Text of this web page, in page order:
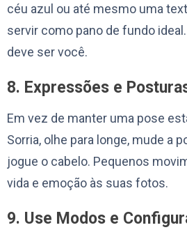
céu azul ou até mesmo uma
servir como pano de fundo
deve ser você.
8. Expressões e
Em vez de manter uma pose
Sorria, olhe para longe, mude a
jogue o cabelo. Pequenos
vida e emoção às suas fotos.
9. Use Modos e